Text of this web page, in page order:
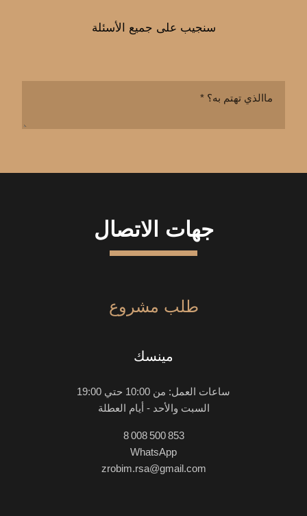
سنجيب على جميع الأسئلة
جهات الاتصال
طلب مشروع
مينسك
ساعات العمل: من 10:00 حتي 19:00
السبت والأحد - أيام العطلة
8 008 500 853
WhatsApp
zrobim.rsa@gmail.com